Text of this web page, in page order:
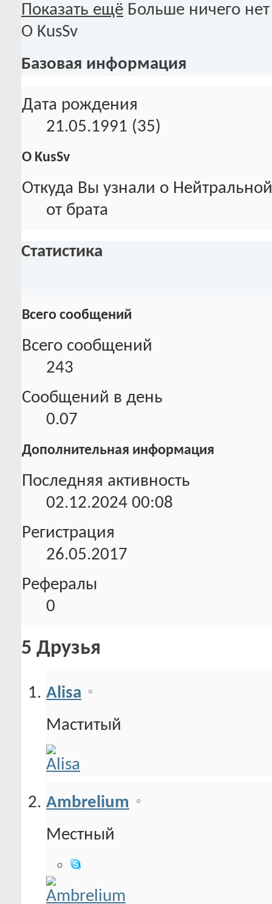
Показать ещё Больше ничего нет
О KusSv
Базовая информация
Дата рождения
21.05.1991 (35)
О KusSv
Откуда Вы узнали о
от брата
Статистика
Всего сообщений
Всего сообщений
243
Сообщений в день
0.07
Дополнительная информация
Последняя активность
02.12.2024 00:08
Регистрация
26.05.2017
Рефералы
0
5 Друзья
Alisa
Маститый
Ambrelium
Местный